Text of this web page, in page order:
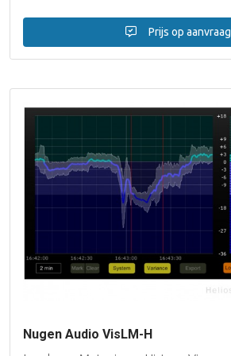
Prijs op aanvraag
Nugen Audio VisLM-H